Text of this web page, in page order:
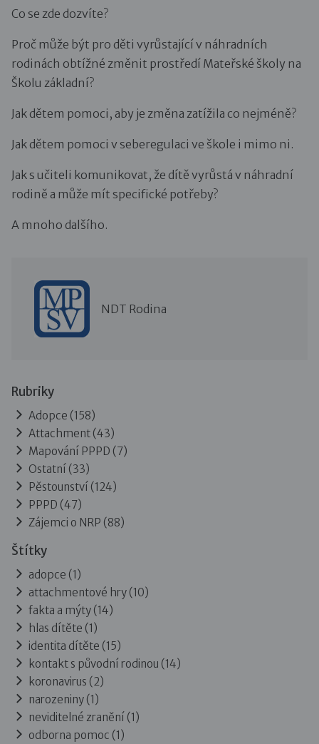
Co se zde dozvíte?
Proč může být pro děti vyrůstající v náhradních
rodinách obtížné změnit prostředí Mateřské školy na
Školu základní?
Jak dětem pomoci, aby je změna zatížila co nejméně?
Jak dětem pomoci v seberegulaci ve škole i mimo ni.
Jak s učiteli komunikovat, že dítě vyrůstá v náhradní
rodině a může mít specifické potřeby?
A mnoho dalšího.
NDT Rodina
Rubriky
Adopce (158)
Attachment (43)
Mapování PPPD (7)
Ostatní (33)
Pěstounství (124)
PPPD (47)
Zájemci o NRP (88)
Štítky
adopce (1)
attachmentové hry (10)
fakta a mýty (14)
hlas dítěte (1)
identita dítěte (15)
kontakt s původní rodinou (14)
koronavirus (2)
narozeniny (1)
neviditelné zranění (1)
odborna pomoc (1)